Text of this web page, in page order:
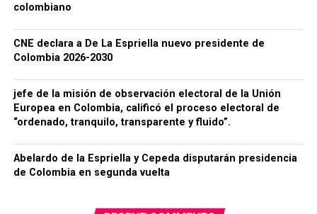
colombiano
CNE declara a De La Espriella nuevo presidente de
Colombia 2026-2030
jefe de la misión de observación electoral de la Unión
Europea en Colombia, calificó el proceso electoral de
“ordenado, tranquilo, transparente y fluido”.
Abelardo de la Espriella y Cepeda disputarán presidencia
de Colombia en segunda vuelta